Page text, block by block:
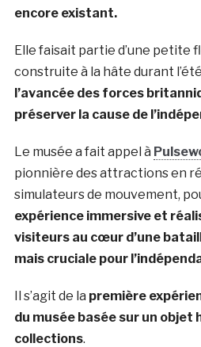
encore existant.
Elle faisait partie d’une petite
construite à la hâte durant
l’avancée des forces
préserver la cause de
Le musée a fait appel à
pionnière des attractions en
simulateurs de mouvement,
expérience immersive et
visiteurs au cœur d’une
mais cruciale pour
Il s’agit de la première
du musée basée sur un objet
collections.